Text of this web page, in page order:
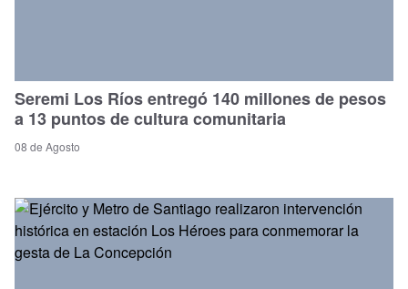
Seremi Los Ríos entregó 140 millones de pesos
a 13 puntos de cultura comunitaria
08 de Agosto